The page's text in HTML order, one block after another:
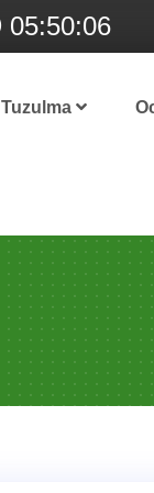
05:50:07
Tuzulma